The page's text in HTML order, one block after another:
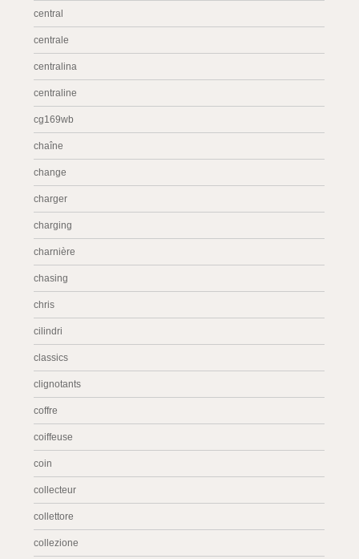
central
centrale
centralina
centraline
cg169wb
chaîne
change
charger
charging
charnière
chasing
chris
cilindri
classics
clignotants
coffre
coiffeuse
coin
collecteur
collettore
collezione